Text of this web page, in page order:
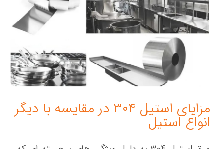
مزایای استیل ۳۰۴ در مقایسه با دیگر
انواع استیل